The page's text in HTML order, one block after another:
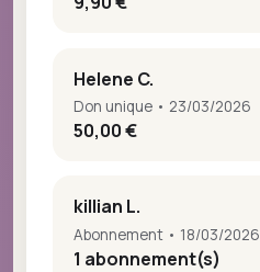
Helene C.
Don unique • 23/03/2026
50,00 €
killian L.
Abonnement • 18/03/2026
1 abonnement(s)